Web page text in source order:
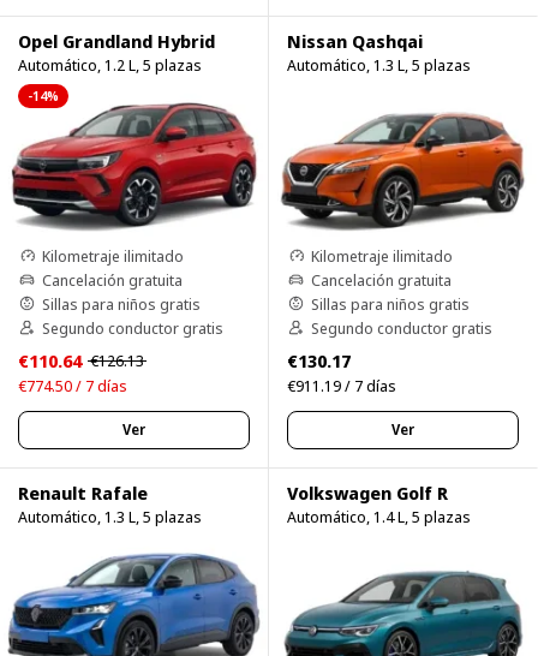
Opel Grandland Hybrid
Automático, 1.2 L, 5 plazas
-14%
Kilometraje ilimitado
Cancelación gratuita
Sillas para niños gratis
Segundo conductor gratis
€110.64 €126.13
€774.50 / 7 días
Ver
Nissan Qashqai
Automático, 1.3 L, 5 plazas
Kilometraje ilimitado
Cancelación gratuita
Sillas para niños gratis
Segundo conductor gratis
€130.17
€911.19 / 7 días
Ver
Renault Rafale
Automático, 1.3 L, 5 plazas
Volkswagen Golf R
Automático, 1.4 L, 5 plazas